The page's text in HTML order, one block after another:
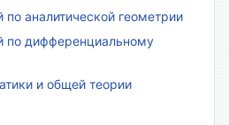
по аналитической геометрии
по дифференциальному
и общей теории